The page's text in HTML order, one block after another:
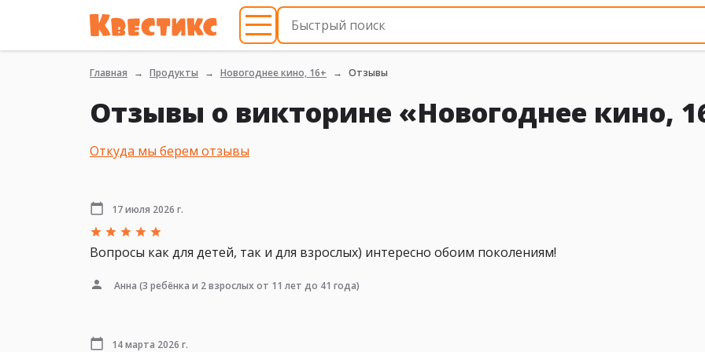
Главная Продукты Новогоднее кино, 16+ Отзывы
Отзывы о викторине «Новогоднее кино,
Откуда мы берем отзывы
17 июля 2026 г.
Вопросы как для детей, так и для взрослых) интересно обоим поколениям!
Анна (3 ребёнка и 2 взрослых от 11 лет до 41 года)
14 марта 2026 г.